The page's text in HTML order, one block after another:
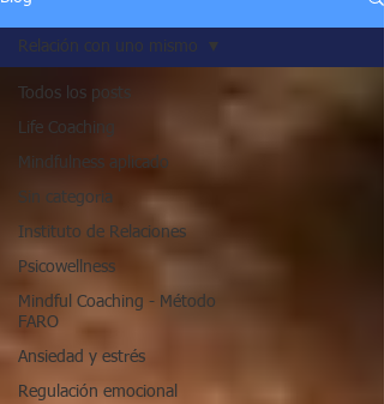
Todos los posts
Life Coaching
Mindfulness aplicado
Sin categoria
Instituto de Relaciones
Psicowellness
Mindful Coaching - Método
FARO
Ansiedad y estrés
Regulación emocional
Relación con uno mismo